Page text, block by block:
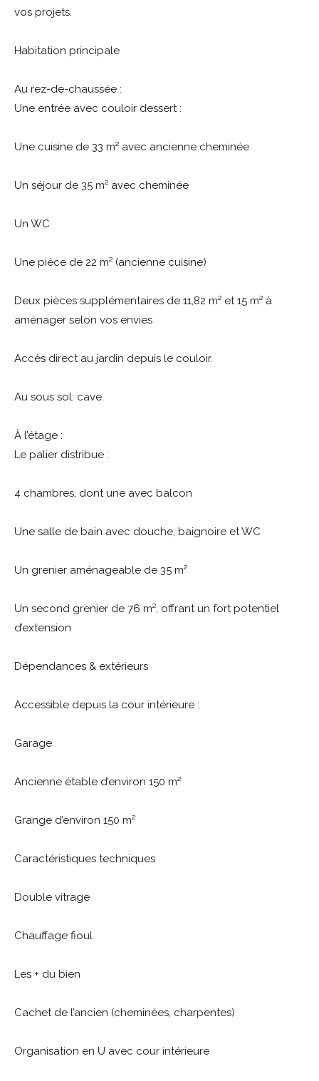
vos projets.
Habitation principale
Au rez-de-chaussée :
Une entrée avec couloir dessert :
Une cuisine de 33 m² avec ancienne cheminée
Un séjour de 35 m² avec cheminée
Un WC
Une pièce de 22 m² (ancienne cuisine)
Deux pièces supplémentaires de 11,82 m² et 15 m² à
aménager selon vos envies
Accès direct au jardin depuis le couloir.
Au sous sol: cave.
À l’étage :
Le palier distribue :
4 chambres, dont une avec balcon
Une salle de bain avec douche, baignoire et WC
Un grenier aménageable de 35 m²
Un second grenier de 76 m², offrant un fort potentiel
d’extension
Dépendances & extérieurs
Accessible depuis la cour intérieure :
Garage
Ancienne étable d’environ 150 m²
Grange d’environ 150 m²
Caractéristiques techniques
Double vitrage
Chauffage fioul
Les + du bien
Cachet de l’ancien (cheminées, charpentes)
Organisation en U avec cour intérieure